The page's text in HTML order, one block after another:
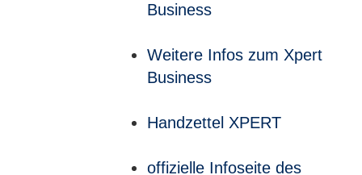
Business
Weitere Infos zum Xpert
Business
Handzettel XPERT
offizielle Infoseite des